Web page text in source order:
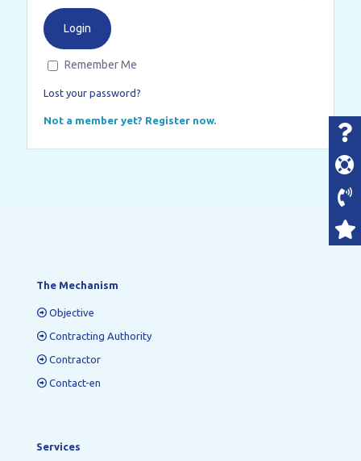
Remember Me
Lost your password?
Not a member yet? Register now.
The Mechanism
Objective
Contracting Authority
Contractor
Contact-en
Services